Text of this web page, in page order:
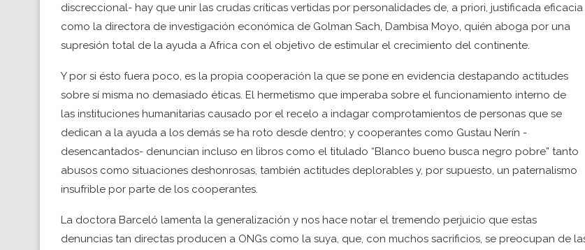
discreccional- hay que unir las crudas críticas vertidas por personalidades de, a priori, justificada eficacia
como la directora de investigación económica de Golman Sach, Dambisa Moyo, quién aboga por una
supresión total de la ayuda a Africa con el objetivo de estimular el crecimiento del continente.
Y por si ésto fuera poco, es la propia cooperación la que se pone en evidencia destapando actitudes
sobre sí misma no demasiado éticas. El hermetismo que imperaba sobre el funcionamiento interno de
las instituciones humanitarias causado por el recelo a indagar comprotamientos de personas que se
dedican a la ayuda a los demás se ha roto desde dentro; y cooperantes como Gustau Nerín -
desencantados- denuncian incluso en libros como el titulado “Blanco bueno busca negro pobre” tanto
abusos como situaciones deshonrosas, también actitudes deplorables y, por supuesto, un paternalismo
insufrible por parte de los cooperantes.
La doctora Barceló lamenta la generalización y nos hace notar el tremendo perjuicio que estas
denuncias tan directas producen a ONGs como la suya, que, con muchos sacrificios, se preocupan de